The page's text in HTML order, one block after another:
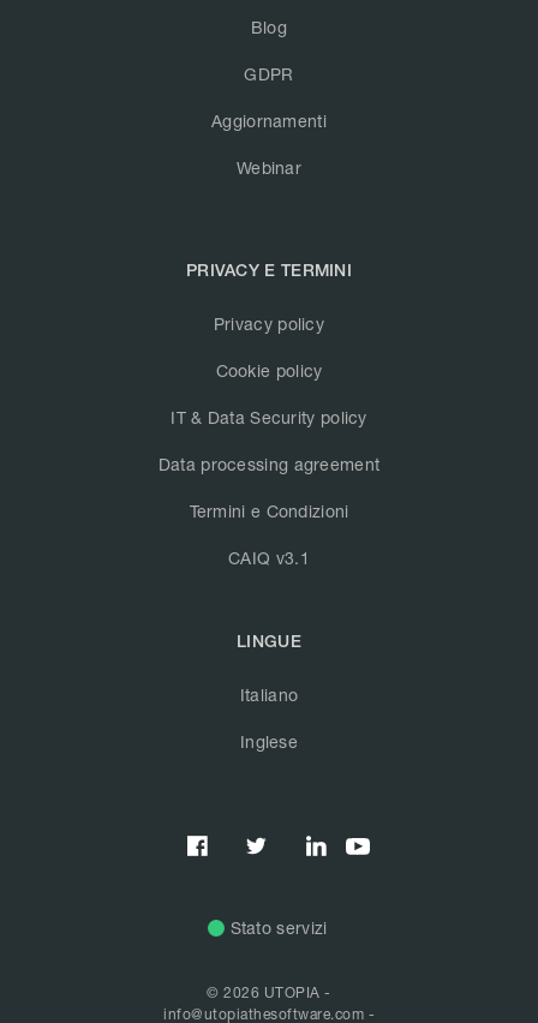
Blog
GDPR
Aggiornamenti
Webinar
PRIVACY E TERMINI
Privacy policy
Cookie policy
IT & Data Security policy
Data processing agreement
Termini e Condizioni
CAIQ v3.1
LINGUE
Italiano
Inglese
  
Stato servizi
© 2026 UTOPIA -
info@utopiathesoftware.com -